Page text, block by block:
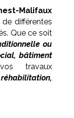
Malifaux
différentes
Que ce soit
ou
bâtiment
travaux